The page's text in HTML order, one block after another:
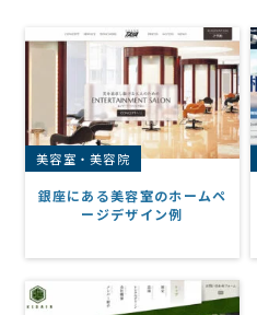
美容室・美容院
銀座にある美容室のホームペ
ージデザイン例